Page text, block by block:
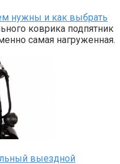
нужны и как выбрать
коврика подпятник
самая нагруженная.
выездной